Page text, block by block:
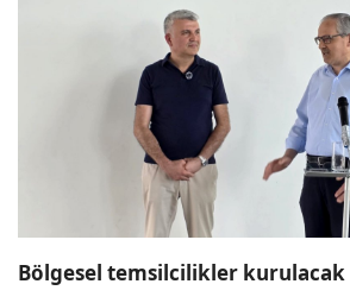
Bölgesel temsilcilikler kurulacak